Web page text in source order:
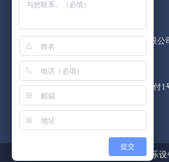
郑州有趣游乐设备有限公
15516150906
youquyoule@163.com
郑州市航海中路185号付1
版权所有 © 郑州有趣游乐
提交